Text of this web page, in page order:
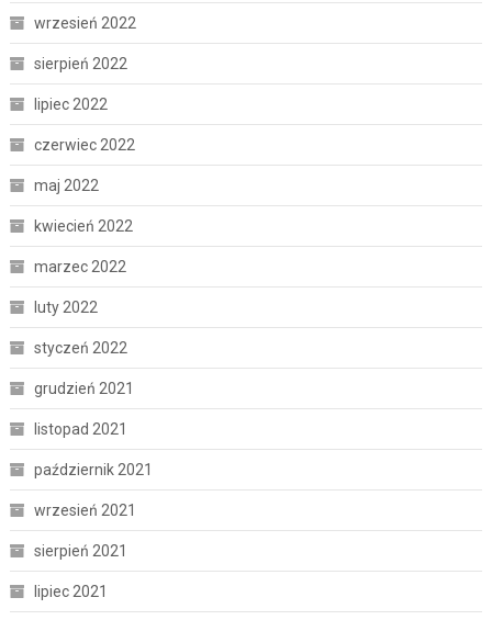
wrzesień 2022
sierpień 2022
lipiec 2022
czerwiec 2022
maj 2022
kwiecień 2022
marzec 2022
luty 2022
styczeń 2022
grudzień 2021
listopad 2021
październik 2021
wrzesień 2021
sierpień 2021
lipiec 2021